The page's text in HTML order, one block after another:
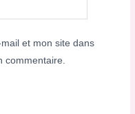
et mon site dans
commentaire.